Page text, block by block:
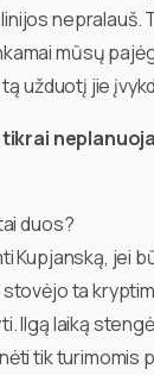
nepralauš.
mūsų
užduotį jie
tikrai
duos?
Kupjanską, jei
ta
Ilgą laiką
tik turimomis